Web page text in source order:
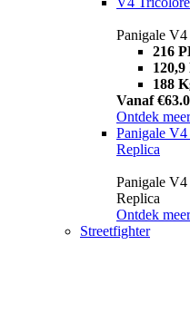
Panigale
216
188
Vanaf
Ontdek meer
Panigale V4
Replica
Panigale
Replica
Ontdek meer
Streetfighter